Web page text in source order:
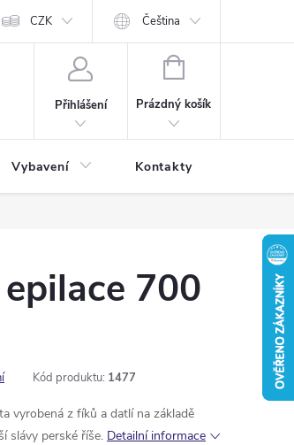
CZK Čeština
Přihlášení
NÁKUPNÍ
Prázdný košík
Vybavení Kontakty
700
Kód produktu: 1477
vyrobená z fíků a datlí na základě
slávy perské říše. Detailní informace